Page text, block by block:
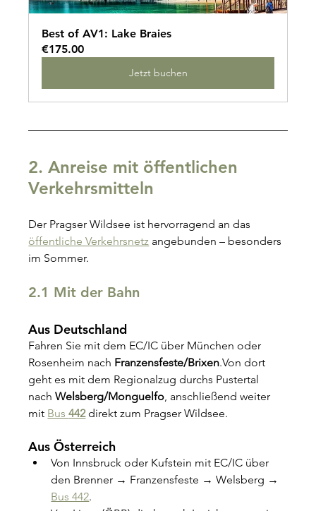
Best of AV1: Lake Braies
€175.00
Jetzt buchen
2. Anreise mit öffentlichen
Verkehrsmitteln
Der Pragser Wildsee ist hervorragend an das
öffentliche Verkehrsnetz angebunden – besonders
im Sommer.
2.1 Mit der Bahn
Aus Deutschland
Fahren Sie mit dem EC/IC über München oder
Rosenheim nach Franzensfeste/Brixen.Von dort
geht es mit dem Regionalzug durchs Pustertal
nach Welsberg/Monguelfo, anschließend weiter
mit Bus 442 direkt zum Pragser Wildsee.
Aus Österreich
Von Innsbruck oder Kufstein mit EC/IC über
den Brenner → Franzensfeste → Welsberg →
Bus 442.